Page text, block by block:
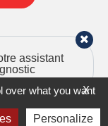
AND CO
assistant
X
over what you want
Personalize